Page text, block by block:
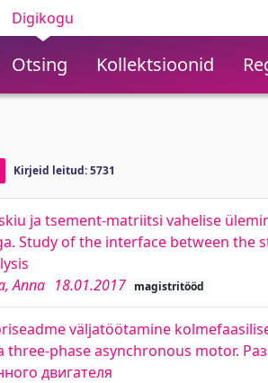
Digikogu
Otsing Kollektsioonid
Kirjeid leitud: 5731
ja tsement-matriitsi vahelise
Study of the interface between the
Anna 18.01.2017 magistritööd
väljatöötamine
three-phase asynchronous motor.
двигателя